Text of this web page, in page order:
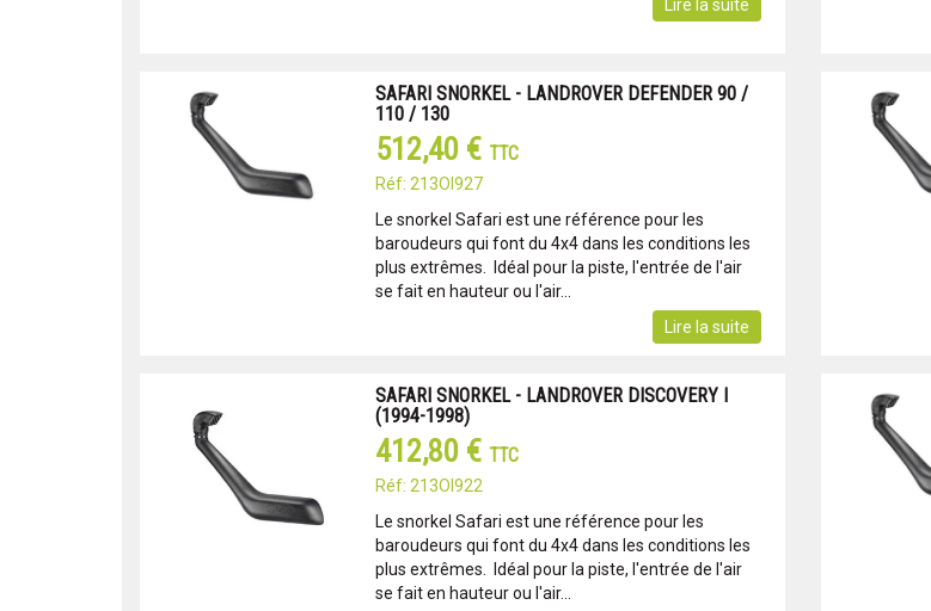
Lire la suite
SAFARI SNORKEL - LANDROVER DEFENDER 90 /
110 / 130
512,40 € TTC
Réf: 213OI927
Le snorkel Safari est une référence pour les
baroudeurs qui font du 4x4 dans les conditions les
plus extrêmes. Idéal pour la piste, l'entrée de l'air
se fait en hauteur ou l'air...
Lire la suite
SAFARI SNORKEL - LANDROVER DISCOVERY I
(1994-1998)
412,80 € TTC
Réf: 213OI922
Le snorkel Safari est une référence pour les
baroudeurs qui font du 4x4 dans les conditions les
plus extrêmes. Idéal pour la piste, l'entrée de l'air
se fait en hauteur ou l'air...